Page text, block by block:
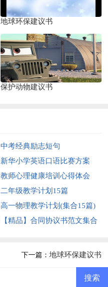
地球环保建议书
保护动物建议书
中考经典励志短句
新华小学英语口语比赛方案
教师心理健康培训心得体会
二年级教学计划15篇
高一物理教学计划(集合15篇)
【精品】合同协议书范文集合
下一篇： 地球环保建议书